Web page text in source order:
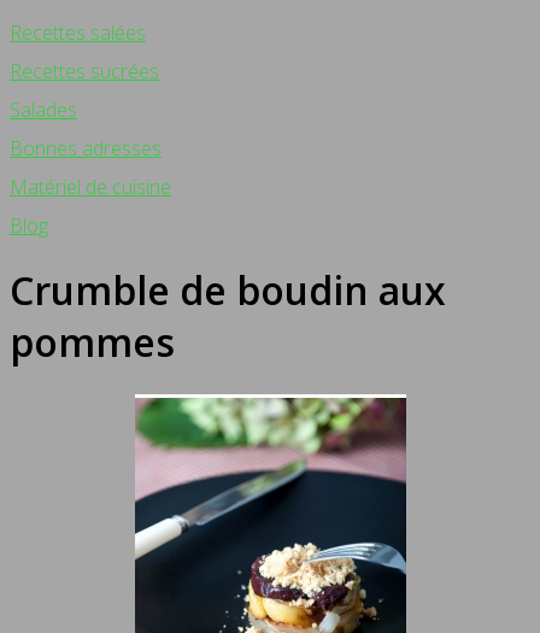
Recettes salées
Recettes sucrées
Salades
Bonnes adresses
Matériel de cuisine
Blog
Crumble de boudin aux
pommes